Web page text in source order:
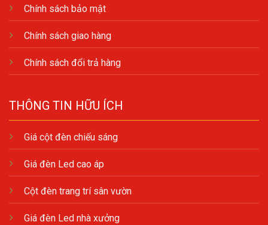
Chính sách bảo mật
Chính sách giao hàng
Chính sách đổi trả hàng
THÔNG TIN HỮU ÍCH
Giá cột đèn chiếu sáng
Giá đèn Led cao áp
Cột đèn trang trí sân vườn
Giá đèn Led nhà xưởng